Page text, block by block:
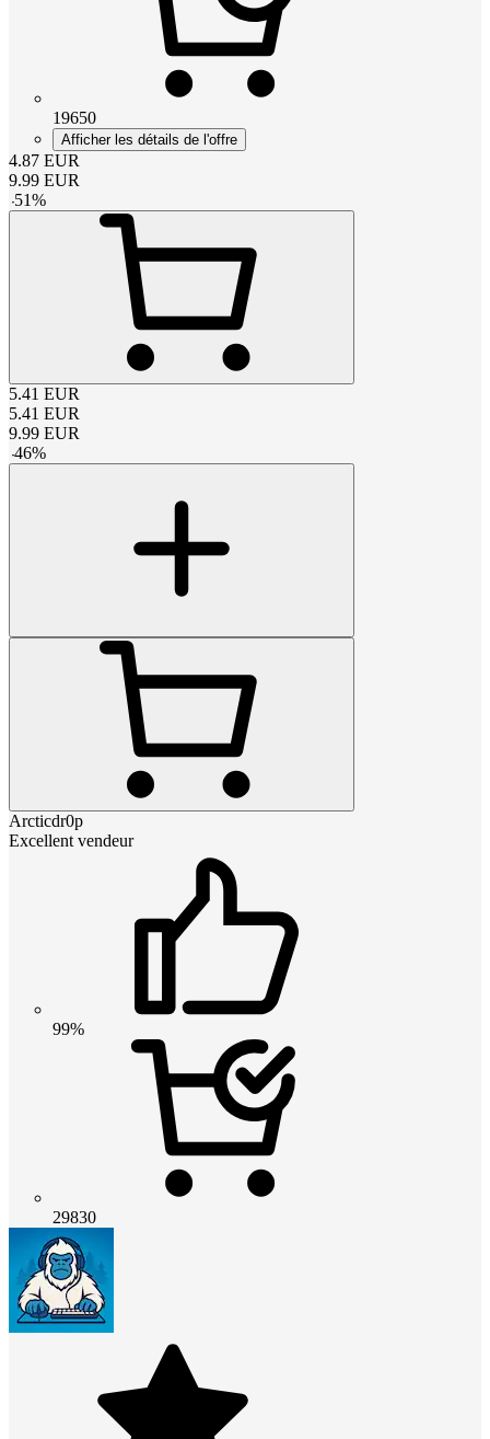
19650
Afficher les détails de l'offre
4.87 EUR
9.99 EUR
-51%
5.41 EUR
5.41 EUR
9.99 EUR
-46%
Arcticdr0p
Excellent vendeur
99%
29830